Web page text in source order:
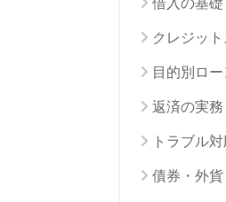
借入の基礎
クレジッ
目的別ロー
返済の実務
トラブル
債券・外